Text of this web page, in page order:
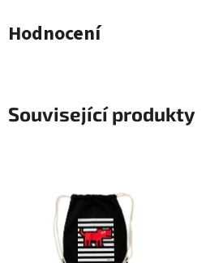
Hodnocení
Související produkty